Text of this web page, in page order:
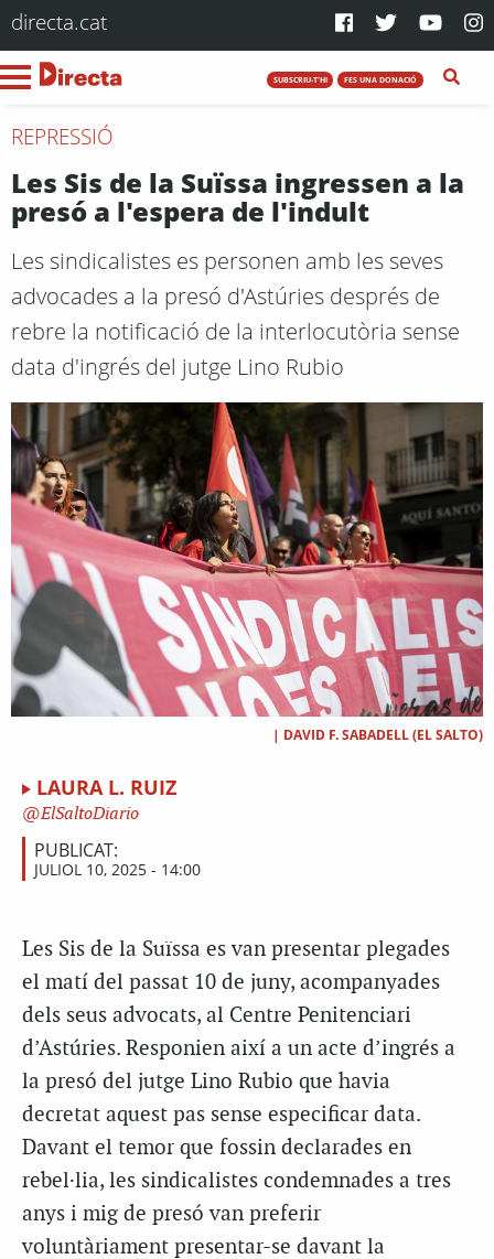
directa.cat
SUBSCRIU-T'HI FES UNA DONACIÓ
REPRESSIÓ
Les Sis de la Suïssa ingressen a la
presó a l'espera de l'indult
Les sindicalistes es personen amb les seves
advocades a la presó d'Astúries després de
rebre la notificació de la interlocutòria sense
data d'ingrés del jutge Lino Rubio
| DAVID F. SABADELL (EL SALTO)
LAURA L. RUIZ
ElSaltoDiario
PUBLICAT:
JULIOL 10, 2025 - 14:00
Les Sis de la Suïssa es van presentar plegades
el matí del passat 10 de juny, acompanyades
dels seus advocats, al Centre Penitenciari
d’Astúries. Responien així a un acte d’ingrés a
la presó del jutge Lino Rubio que havia
decretat aquest pas sense especificar data.
Davant el temor que fossin declarades en
rebel·lia, les sindicalistes condemnades a tres
anys i mig de presó van preferir
voluntàriament presentar-se davant la